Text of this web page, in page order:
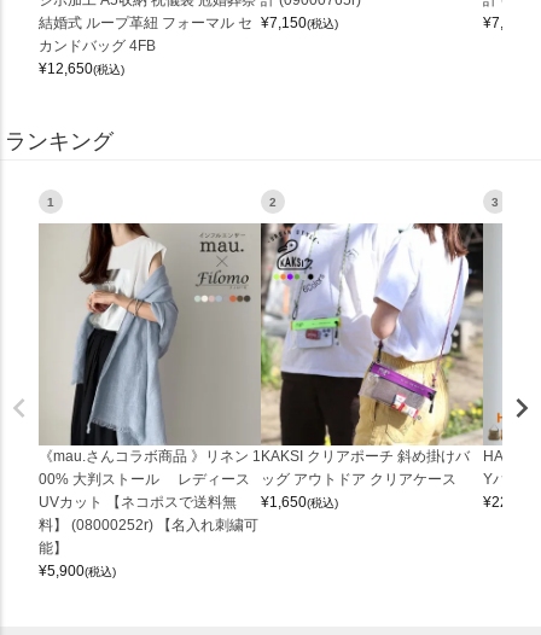
結婚式 ループ革紐 フォーマル セ
カンドバッグ 4FB
¥12,650(税込)
¥7,150(税込)
¥7,150
ランキング
1
《mau.さんコラボ商品 》リネン 1
00% 大判ストール レディース
UVカット 【ネコポスで送料無
料】 (08000252r) 【名入れ刺繍可
能】
¥5,900(税込)
2
KAKSI クリアポーチ 斜め掛けバ
ッグ アウトドア クリアケース
¥1,650(税込)
3
Yバッグ
¥22,000